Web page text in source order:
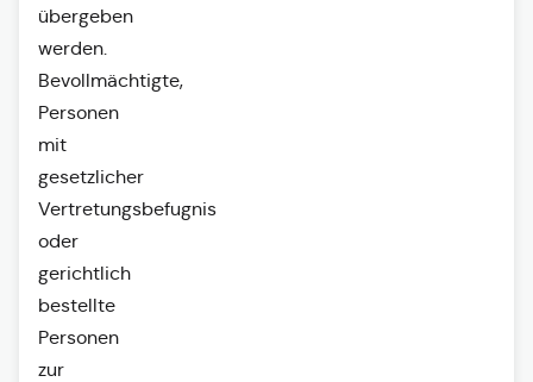
übergeben
werden.
Bevollmächtigte,
Personen
mit
gesetzlicher
Vertretungsbefugnis
oder
gerichtlich
bestellte
Personen
zur